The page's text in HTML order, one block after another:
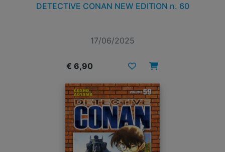
DETECTIVE CONAN NEW EDITION n. 60
17/06/2025
€ 6,90